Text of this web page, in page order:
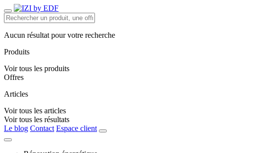
Aucun résultat pour votre recherche
Produits
Voir tous les produits
Offres
Articles
Voir tous les articles
Voir tous les résultats
Le blog Contact Espace client